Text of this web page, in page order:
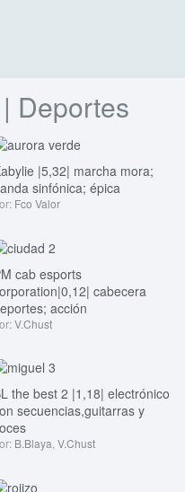
Deportes
|5,32| marcha mora;
sinfónica; épica
Fco Valor
cab esports
cabecera
acción
V.Chust
the best 2 |1,18| electrónico
secuencias,guitarras y
B.Blaya,V.Chust